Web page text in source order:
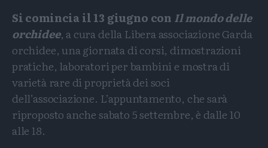
Si comincia il 13 giugno con Il mondo delle
orchidee, a cura della Libera associazione Garda
orchidee, una giornata di corsi, dimostrazioni
pratiche, laboratori per bambini e mostra di
varietà rare di proprietà dei soci
dell’associazione. L’appuntamento, che sarà
riproposto anche sabato 5 settembre, è dalle 10
alle 18.